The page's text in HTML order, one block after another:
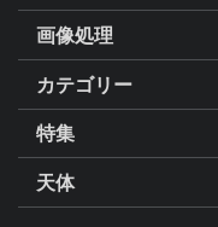
画像処理
カテゴリー
特集
天体